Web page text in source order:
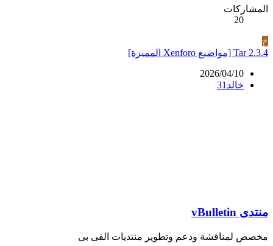
المشاركات
20
خ
Tar 2.3.4 [مواضيع Xenforo المميزة]
2026/04/10
خالد31
منتدى vBulletin
مخصص لمناقشة ودعم وتطوير منتديات الفى بى